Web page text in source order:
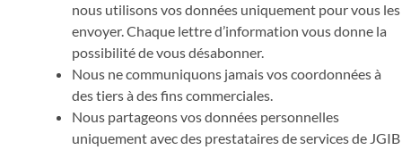
nous utilisons vos données uniquement pour vous les
envoyer. Chaque lettre d’information vous donne la
possibilité de vous désabonner.
Nous ne communiquons jamais vos coordonnées à
des tiers à des fins commerciales.
Nous partageons vos données personnelles
uniquement avec des prestataires de services de JGIB